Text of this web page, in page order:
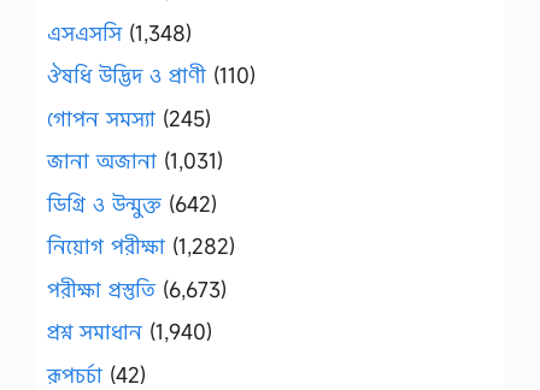
এসএসসি(1,348)
ঔষধি উদ্ভিদ ও প্রাণী (110)
গোপন সমস্যা (245)
জানা অজানা (1,031)
ডিগ্রি ও উন্মুক্ত (642)
নিয়োগ পরীক্ষা (1,282)
পরীক্ষা প্রস্তুতি (6,673)
প্রশ্ন সমাধান (1,940)
রূপচর্চা (42)